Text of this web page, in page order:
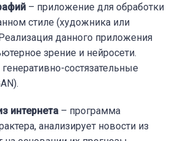
– приложение для обработки
стиле (художника или
данного приложения
зрение и нейросети.
состязательные
интернета – программа
анализирует новости из